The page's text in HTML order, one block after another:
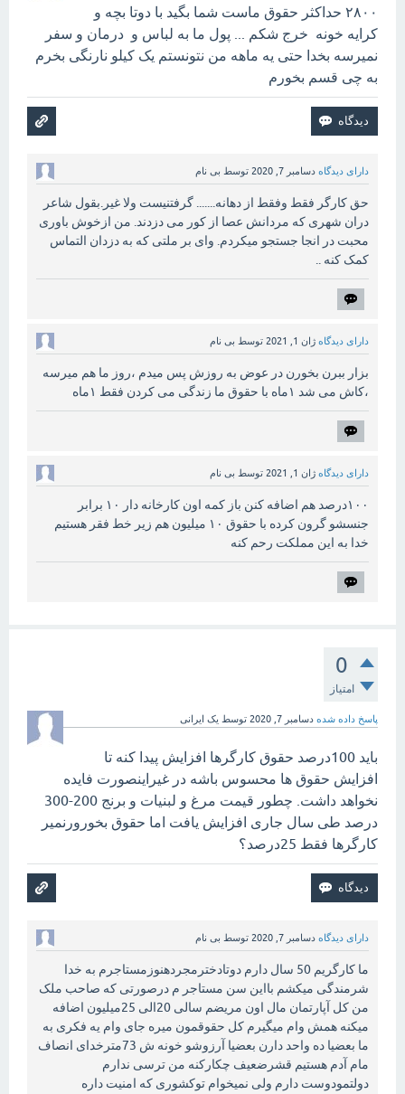
۲۸۰۰ حداکثر حقوق ماست شما بگید با دوتا بچه و
کرایه خونه خرج شکم ... پول ما به لباس و درمان و سفر
نمیرسه بخدا حتی یه ماهه من نتونستم یک کیلو نارنگی بخرم
به چی قسم بخورم
دارای دیدگاه دسامبر 7, 2020 توسط بی نام
حق کارگر فقط وفقط از دهانه....... گرفتنیست ولا غیر.بقول شاعر
دران شهری که مردانش عصا از کور می دزدند. من ازخوش باوری
محبت در انجا جستجو میکردم. وای بر ملتی که به دزدان التماس
کمک کنه ..
دارای دیدگاه ژان 1, 2021 توسط بی نام
بزار ببرن بخورن در عوض به روزش پس میدم ،روز ما هم میرسه
،کاش می شد ۱ماه با حقوق ما زندگی می کردن فقط ۱ماه
دارای دیدگاه ژان 1, 2021 توسط بی نام
۱۰۰درصد هم اضافه کنن باز کمه اون کارخانه دار ۱۰ برابر
جنسشو گرون کرده با حقوق ۱۰ میلیون هم زیر خط فقر هستیم
خدا به این مملکت رحم کنه
0
امتیاز
پاسخ داده شده دسامبر 7, 2020 توسط یک ایرانی
باید 100درصد حقوق کارگرها افزایش پیدا کنه تا
افزایش حقوق ها محسوس باشه در غیراینصورت فایده
نخواهد داشت. چطور قیمت مرغ و لبنیات و برنج 200-300
درصد طی سال جاری افزایش یافت اما حقوق بخورورنمیر
کارگرها فقط 25درصد؟
دارای دیدگاه دسامبر 7, 2020 توسط بی نام
ما کارگریم 50 سال دارم دوتادخترمجردهنوزمستاجرم به خدا
شرمندگی میکشم بااین سن مستاجر م درصورتی که صاحب ملک
من کل آپارتمان مال اون مریضم سالی 20الی 25میلیون اضافه
میکنه همش وام میگیرم کل حقوقمون میره جای وام یه فکری به
ما بعضیا ده واحد دارن بعضیا آرزوشو خونه ش 73مترخدای انصاف
مام آدم هستیم قشرضعیف چکارکنه من ترسی ندارم
دولتمودوست دارم ولی نمیخوام توکشوری که امنیت داره